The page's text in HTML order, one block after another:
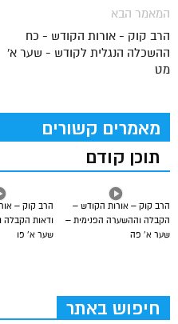
המאמר הבא
הרב קוק - אורות הקודש - כח
ההשכלה הנגלית לקודש - שער א'
מט
מאמרים קשורים
תוכן קודם
הרב קוק –
ודאות הקבלה
שער א’ פו
הרב קוק – אורות הקודש –
הקבלה וההשערה הפנימית –
שער א’ פה
חיפוש באתר